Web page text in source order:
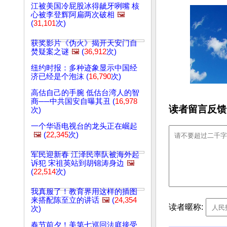
江被美国冷屁股冰得龇牙咧嘴 核
心被李登辉阿扁两次破相 🖼️
(31,101次)
获奖影片《伪火》揭开天安门自
焚疑案之谜 🖼️ (36,912次)
纽约时报：多种迹象显示中国经
济已经是个泡沫 (16,790次)
高估自己的手腕 低估台湾人的智
商──中共国安自曝其丑 (16,978
次)
一个华语电视台的龙头正在崛起
🖼️ (22,345次)
军民迎新春 江泽民率队被海外起
诉犯 宋祖英站到胡锦涛身边 🖼️
(22,514次)
我真服了！教育界用这样的插图
来搭配陈至立的讲话 🖼️ (24,354
次)
春节前夕！美第七巡回法庭接受
读者留言反
读者暱称: